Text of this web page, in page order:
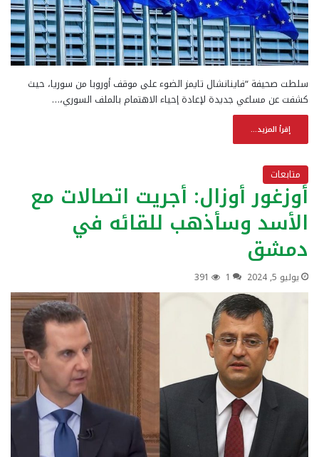
سلطت صحيفة “فاينانشال تايمز الضوء على موقف أوروبا من سوريا، حيث
كشفت عن مساعي جديدة لإعادة إحياء الاهتمام بالملف السوري،…
إقرأ المزيد...
متابعات
أوزغور أوزال: أجريت اتصالات مع
الأسد وسأذهب للقائه في
دمشق
يوليو 5, 2024 1
391